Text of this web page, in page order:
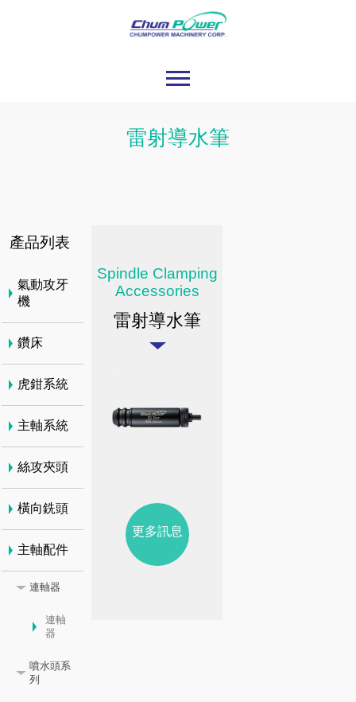
雷射導水筆
Spindle Clamping
Accessories
雷射導水筆
更多訊息
產品列表
氣動攻牙
機
鑽床
虎鉗系統
主軸系統
絲攻夾頭
橫向銑頭
主軸配件
連軸器
連軸
器
噴水頭系
列